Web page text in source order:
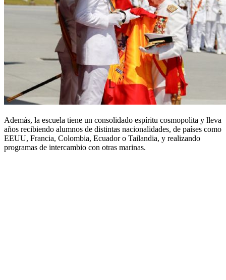
Además, la escuela tiene un consolidado espíritu cosmopolita y lleva
años recibiendo alumnos de distintas nacionalidades, de países como
EEUU, Francia, Colombia, Ecuador o Tailandia, y realizando
programas de intercambio con otras marinas.